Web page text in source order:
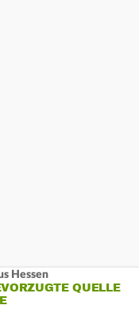
Hessen
QUELLE